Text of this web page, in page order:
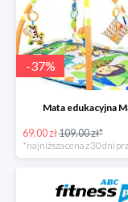
-37%
Mata edukacyjna
69.00 zł109.00 zł*